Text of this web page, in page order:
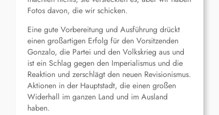
Fotos davon, die wir schicken.
Eine gute Vorbereitung und Ausführung drückt
einen großartigen Erfolg für den Vorsitzenden
Gonzalo, die Partei und den Volkskrieg aus und
ist ein Schlag gegen den Imperialismus und die
Reaktion und zerschlägt den neuen Revisionismus.
Aktionen in der Hauptstadt, die einen großen
Widerhall im ganzen Land und im Ausland
haben.